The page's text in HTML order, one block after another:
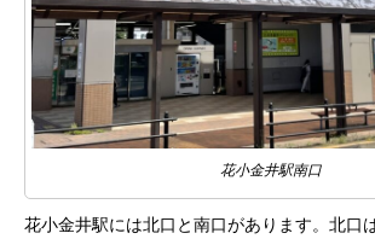
花小金井駅南口
花小金井駅には北口と南口があります。北口